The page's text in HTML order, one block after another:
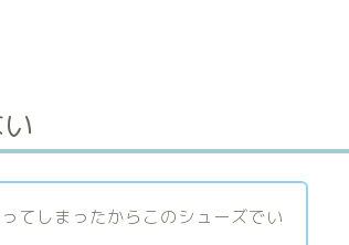
てしまったからこのシューズでい